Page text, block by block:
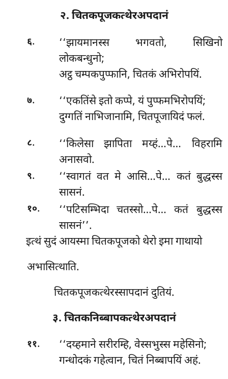
२. चितकपूजकत्थेरअपदानं
६.
‘‘झायमानस्स भगवतो, सिखिनो
लोकबन्धुनो;
अट्ठ चम्पकपुप्फानि, चितकं अभिरोपयिं.
७.
‘‘एकतिंसे इतो कप्पे, यं पुप्फमभिरोपयिं;
दुग्गतिंनाभिजानामि, चितपूजायिदं फलं.
८.
‘‘किलेसा झापिता मय्हं…पे… विहरामि
अनासवो.
९.
‘‘स्वागतं वत मे आसि…पे… कतं बुद्धस्स
सासनं.
१०.
‘‘पटिसम्भिदा चतस्सो…पे… कतं बुद्धस्स
सासनं’’.
इत्थंसुदं आयस्मा चितकपूजको थेरो इमा गाथायो
अभासित्थाति.
चितकपूजकत्थेरस्सापदानं दुतियं.
३. चितकनिब्बापकत्थेरअपदानं
११. ‘‘दय्हमानेसरीरम्हि, वेस्सभुस्स महेसिनो;
गन्धोदकं गहेत्वान, चितं निब्बापयिं अहं.